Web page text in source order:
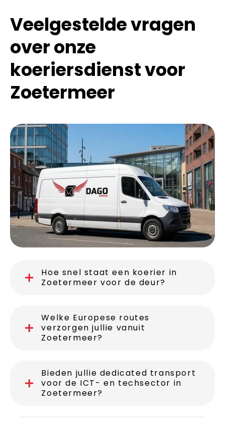
Veelgestelde vragen
over onze
koeriersdienst voor
Zoetermeer
Hoe snel staat een koerier in
Zoetermeer voor de deur?
Welke Europese routes
verzorgen jullie vanuit
Zoetermeer?
Bieden jullie dedicated transport
voor de ICT- en techsector in
Zoetermeer?